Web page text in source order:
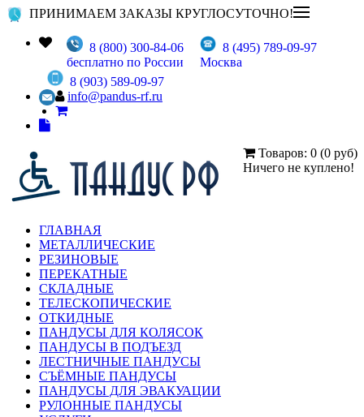
ПРИНИМАЕМ ЗАКАЗЫ КРУГЛОСУТОЧНО!
8 (800) 300-84-06
бесплатно по России
8 (495) 789-09-97
Москва
8 (903) 589-09-97
info@pandus-rf.ru
Товаров: 0 (0 руб)
Ничего не куплено!
ГЛАВНАЯ
МЕТАЛЛИЧЕСКИЕ
РЕЗИНОВЫЕ
ПЕРЕКАТНЫЕ
СКЛАДНЫЕ
ТЕЛЕСКОПИЧЕСКИЕ
ОТКИДНЫЕ
ПАНДУСЫ ДЛЯ КОЛЯСОК
ПАНДУСЫ В ПОДЪЕЗД
ЛЕСТНИЧНЫЕ ПАНДУСЫ
СЪЁМНЫЕ ПАНДУСЫ
ПАНДУСЫ ДЛЯ ЭВАКУАЦИИ
РУЛОННЫЕ ПАНДУСЫ